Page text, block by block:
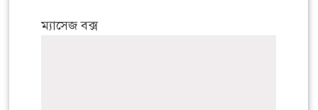
ম্যাসেজ বক্স